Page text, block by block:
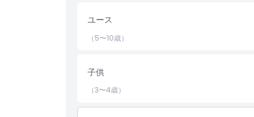
営業時間
ユース
（5〜10歳）
子供
（3〜4歳）